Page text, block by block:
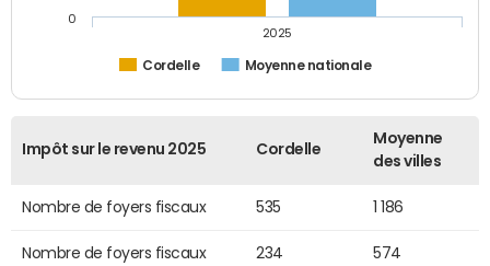
Cordelle Moyenne nationale
2025
0
Impôt sur le revenu 2025 Cordelle
Moyenne
des villes
Nombre de foyers fiscaux 535 1 186
Nombre de foyers fiscaux
234 574